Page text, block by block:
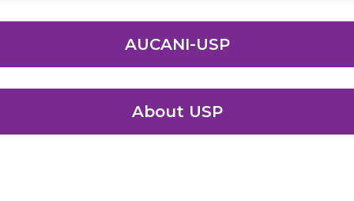
AUCANI-USP
About USP